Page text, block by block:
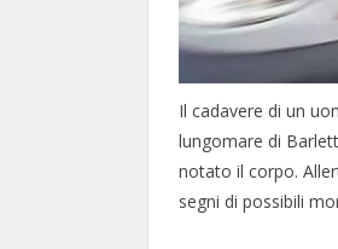
Il cadavere di un
lungomare di
notato il corpo.
segni di possibili